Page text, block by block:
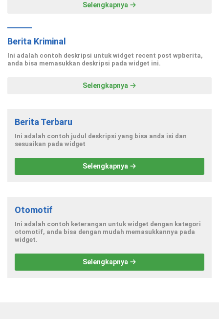
Selengkapnya
Berita Kriminal
Ini adalah contoh deskripsi untuk widget recent post wpberita,
anda bisa memasukkan deskripsi pada widget ini.
Selengkapnya
Berita Terbaru
Ini adalah contoh judul deskripsi yang bisa anda isi dan
sesuaikan pada widget
Selengkapnya
Otomotif
Ini adalah contoh keterangan untuk widget dengan kategori
otomotif, anda bisa dengan mudah memasukkannya pada
widget.
Selengkapnya